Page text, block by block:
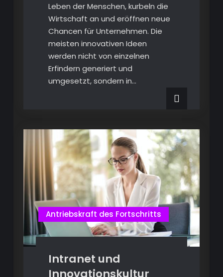
Leben der Menschen, kurbeln die
Wirtschaft an und eröffnen neue
Chancen für Unternehmen. Die
meisten innovativen Ideen
werden nicht von einzelnen
Erfindern generiert und
umgesetzt, sondern in…
Antriebskraft des Fortschritts
Intranet und
Innovationskultur